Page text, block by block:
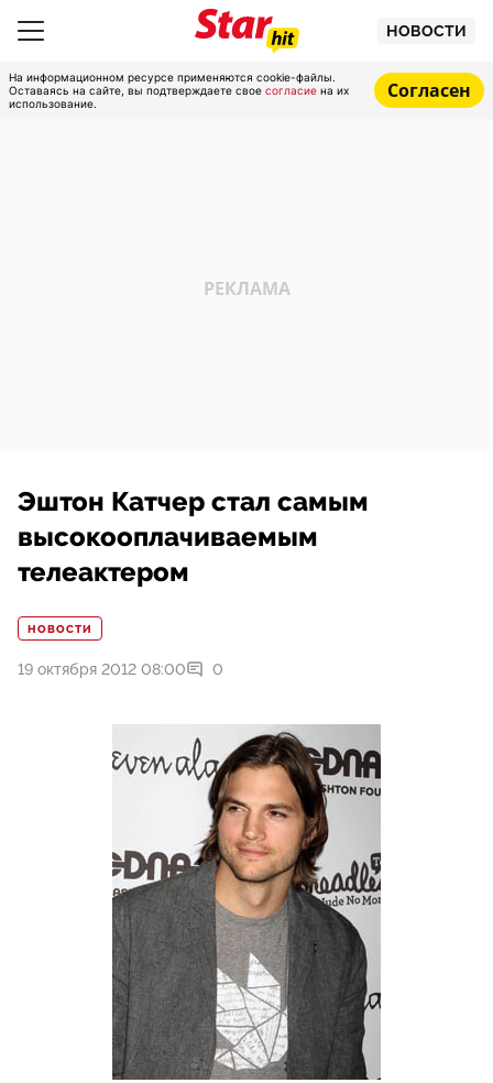
НОВОСТИ
На информационном ресурсе применяются cookie-файлы.
Оставаясь на сайте, вы подтверждаете свое согласие на их
использование.
Согласен
Эштон Катчер стал самым
высокооплачиваемым
телеактером
НОВОСТИ
19 октября 2012 08:00 0